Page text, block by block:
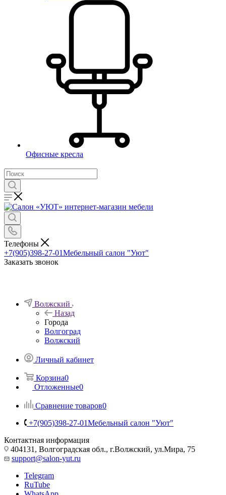
Офисные кресла
Телефоны
+7(905)398-27-01Мебельный салон "Уют"
Заказать звонок
Волжский
Назад
Города
Волгоград
Волжский
Личный кабинет
Корзина0
Отложенные0
Сравнение товаров0
+7(905)398-27-01Мебельный салон "Уют"
Контактная информация
404131, Волгоградская обл., г.Волжский, ул.Мира, 75
support@salon-yut.ru
Telegram
RuTube